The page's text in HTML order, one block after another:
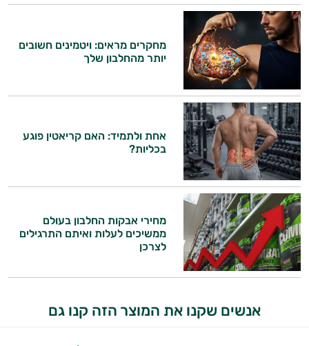
מחקרים מראים: ויטמינים חשובים
יותר מהחלבון שלך
אחת ולתמיד: האם קריאטין פוגע
בכליות?
מחירי אבקות החלבון בעולם
ממשיכים לעלות ואיתם התרגילים
לצרכן
אנשים שקנו את המוצר הזה קנו גם
היי,
אני יועץ הבריאות האישי AI של טבע בריא.
התשובות שלי מבוססות על מאגרי מידע קליניים
וספרות מקצועית בתחומי הרפואה הטבעית
ותזונת הספורט.
אני כאן כדי לעזור לך להתאים את תוספי
התזונה ומוצרי הבריאות המדויקים למטרות
ולמצב הגופני שלך, ולהסביר לך אילו רכיבים
יום וגם בתחום הכושר והספורט.